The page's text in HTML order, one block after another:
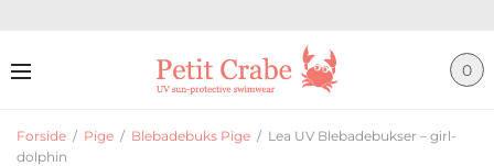
0
Forside / Pige / Blebadebuks Pige / Lea UV Blebadebukser – girl-
dolphin